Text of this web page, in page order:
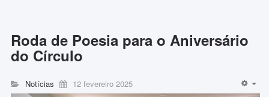
Roda de Poesia para o Aniversário
do Círculo
Notícias 12 fevereiro 2025